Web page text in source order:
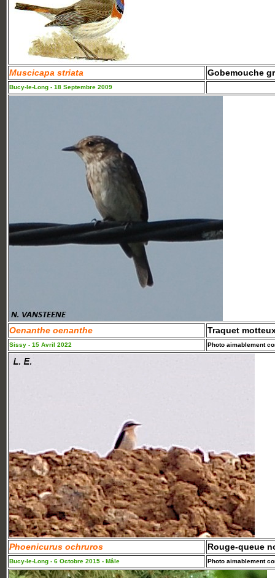
Muscicapa striata Gobemouche
Bucy-le-Long - 18 Septembre 2009
Oenanthe oenanthe Traquet
Sissy - 15 Avril 2022 Photo aimablement
Phoenicurus ochruros Rouge-queue
Bucy-le-Long - 6 Octobre 2015 - Mâle Photo aimablement